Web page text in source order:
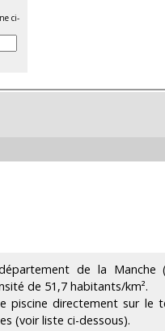
ci-
de la Manche
de 51,7 habitants/km².
piscine directement sur le
(voir liste ci-dessous).